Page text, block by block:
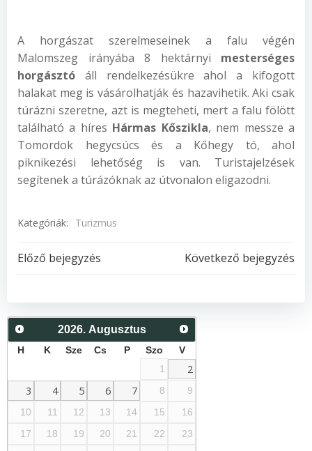
A horgászat szerelmeseinek a falu végén
Malomszeg irányába 8 hektárnyi mesterséges
horgásztó áll rendelkezésükre ahol a kifogott
halakat meg is vásárolhatják és hazavihetik. Aki csak
túrázni szeretne, azt is megteheti, mert a falu fölött
található a híres Hármas Kőszikla, nem messze a
Tomordok hegycsúcs és a Kőhegy tó, ahol
piknikezési lehetőség is van. Turistajelzések
segítenek a túrázóknak az útvonalon eligazodni.
Kategóriák: Turizmus
Post
navigation
Előző bejegyzés
Post
navigation
Következő bejegyzés
2026. Augusztus
H K Sze Cs P Szo
V
1
2
3
4 5 6 7 8
9
10
11 12 13 14 15
16
17
18 19 20 21 22
23